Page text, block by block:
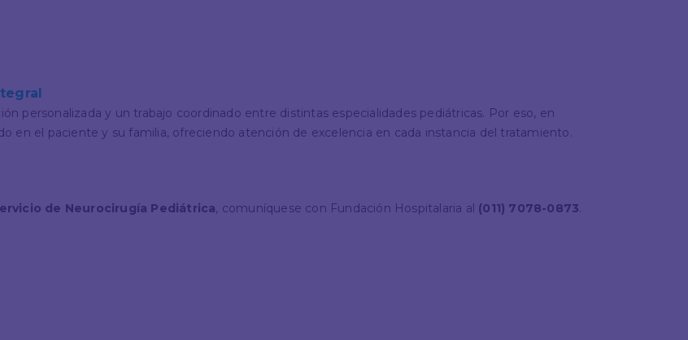
personalizada y un trabajo coordinado entre distintas especialidades pediátricas. Por eso, en
en el paciente y su familia, ofreciendo atención de excelencia en cada instancia del tratamiento.
de Neurocirugía Pediátrica, comuníquese con Fundación Hospitalaria al (011) 7078-0873.